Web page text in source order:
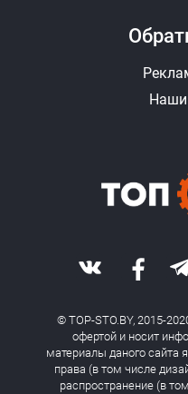
Наши
© TOP-STO.BY, 2015-
офертой и носит
материалы даного сайта
права (в том числе
распространение (в